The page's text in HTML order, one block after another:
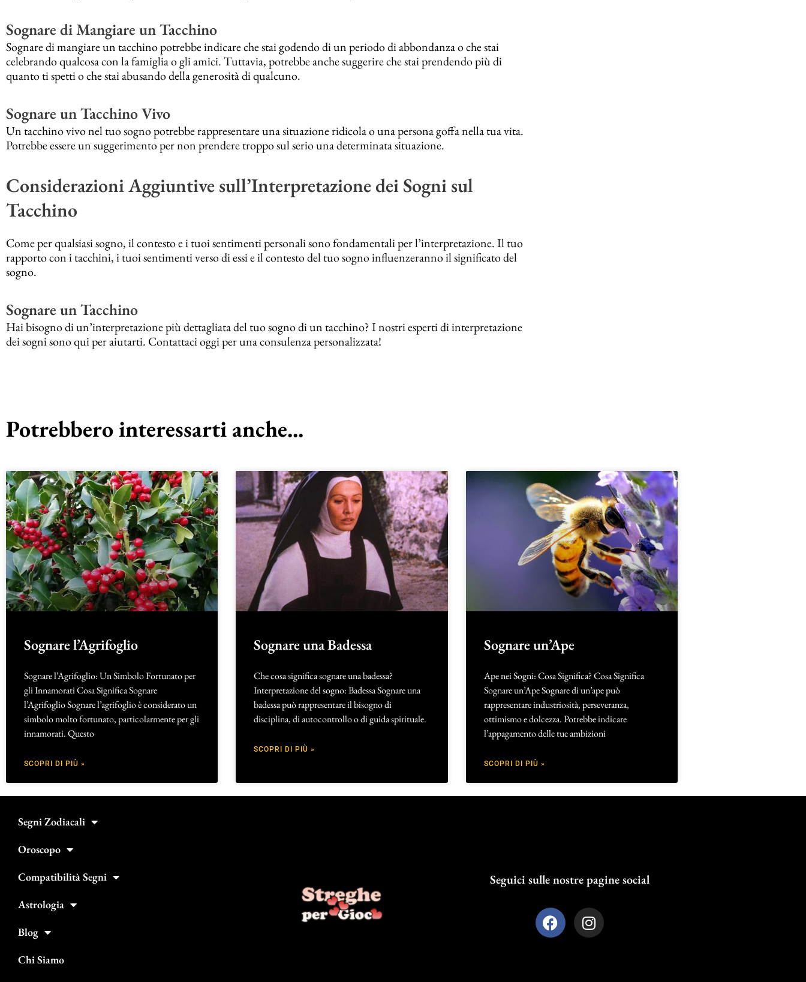
Sognare di Mangiare un Tacchino
Sognare di mangiare un tacchino potrebbe indicare che stai godendo di un periodo di abbondanza o che stai
celebrando qualcosa con la famiglia o gli amici. Tuttavia, potrebbe anche suggerire che stai prendendo più di
quanto ti spetti o che stai abusando della generosità di qualcuno.
Sognare un Tacchino Vivo
Un tacchino vivo nel tuo sogno potrebbe rappresentare una situazione ridicola o una persona goffa nella tua vita.
Potrebbe essere un suggerimento per non prendere troppo sul serio una determinata situazione.
Considerazioni Aggiuntive sull’Interpretazione dei Sogni sul
Tacchino
Come per qualsiasi sogno, il contesto e i tuoi sentimenti personali sono fondamentali per l’interpretazione. Il tuo
rapporto con i tacchini, i tuoi sentimenti verso di essi e il contesto del tuo sogno influenzeranno il significato del
sogno.
Sognare un Tacchino
Hai bisogno di un’interpretazione più dettagliata del tuo sogno di un tacchino? I nostri esperti di interpretazione
dei sogni sono qui per aiutarti. Contattaci oggi per una consulenza personalizzata!
Potrebbero interessarti anche...
Sognare l’Agrifoglio
Sognare l’Agrifoglio: Un Simbolo Fortunato per
gli Innamorati Cosa Significa Sognare
l’Agrifoglio Sognare l’agrifoglio è considerato un
simbolo molto fortunato, particolarmente per gli
innamorati. Questo
SCOPRI DI PIÙ »
Sognare una Badessa
Che cosa significa sognare una badessa?
Interpretazione del sogno: Badessa Sognare una
badessa può rappresentare il bisogno di
disciplina, di autocontrollo o di guida spirituale.
SCOPRI DI PIÙ »
Sognare un’Ape
Ape nei Sogni: Cosa Significa? Cosa Significa
Sognare un’Ape Sognare di un’ape può
rappresentare industriosità, perseveranza,
ottimismo e dolcezza. Potrebbe indicare
l’appagamento delle tue ambizioni
SCOPRI DI PIÙ »
Segni Zodiacali
Oroscopo
Compatibilità Segni
Astrologia
Blog
Chi Siamo
Seguici sulle nostre pagine social
F
a
I
n